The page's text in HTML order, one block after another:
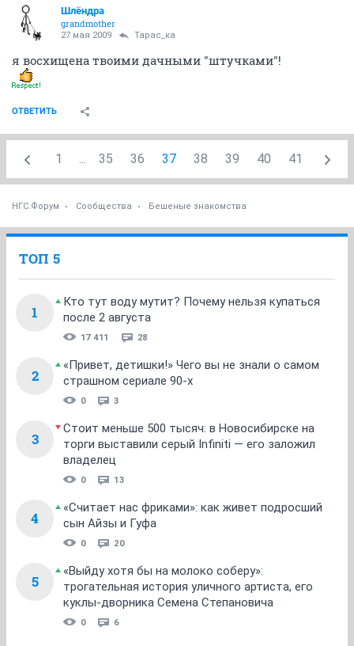
Шлёндра
grandmother
27 мая 2009 Тарас_ка
я восхищена твоими дачными "штучками"!
ОТВЕТИТЬ
1 ... 35 36 37 38 39 40 41
НГС.Форум Сообщества Бешеные знакомства
ТОП 5
1
Кто тут воду мутит? Почему нельзя купаться
после 2 августа
17 411 28
2
«Привет, детишки!» Чего вы не знали о самом
страшном сериале 90-х
0 3
3
Стоит меньше 500 тысяч: в Новосибирске на
торги выставили серый Infiniti — его заложил
владелец
0 13
4
«Считает нас фриками»: как живет подросший
сын Айзы и Гуфа
0 20
5
«Выйду хотя бы на молоко соберу»:
трогательная история уличного артиста, его
куклы-дворника Семена Степановича
0 6